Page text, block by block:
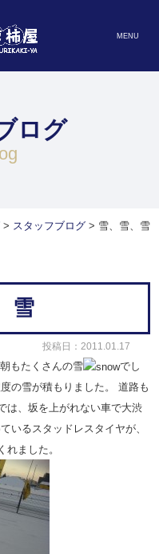
MENU
ログ
> スタッフブログ> 雪、雪、雪
雪
投稿日：2011.01.17
もたくさんの雪
でし
の雪が積もりました。 道路も
は、坂を上がれない車で大渋
いるスタッドレスタイヤが、
ました。